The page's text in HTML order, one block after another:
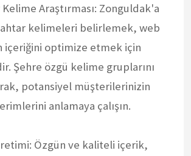
Araştırması: Zonguldak'a
kelimeleri belirlemek, web
içeriğini optimize etmek için
Şehre özgü kelime gruplarını
potansiyel müşterilerinizin
anlamaya çalışın.
Özgün ve kaliteli içerik,